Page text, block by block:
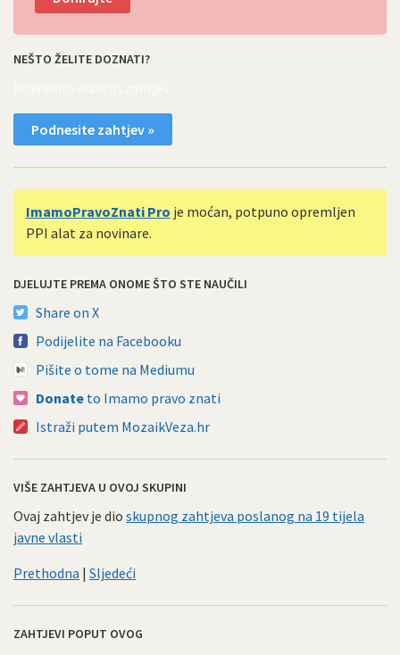
NEŠTO ŽELITE DOZNATI?
Podnesite zahtjev »
ImamoPravoZnati Pro je moćan, potpuno opremljen
PPI alat za novinare.
DJELUJTE PREMA ONOME ŠTO STE NAUČILI
Share on X
Podijelite na Facebooku
Pišite o tome na Mediumu
Donate to Imamo pravo znati
Istraži putem MozaikVeza.hr
VIŠE ZAHTJEVA U OVOJ SKUPINI
Ovaj zahtjev je dio skupnog zahtjeva poslanog na 19 tijela
javne vlasti
Prethodna | Sljedeći
ZAHTJEVI POPUT OVOG